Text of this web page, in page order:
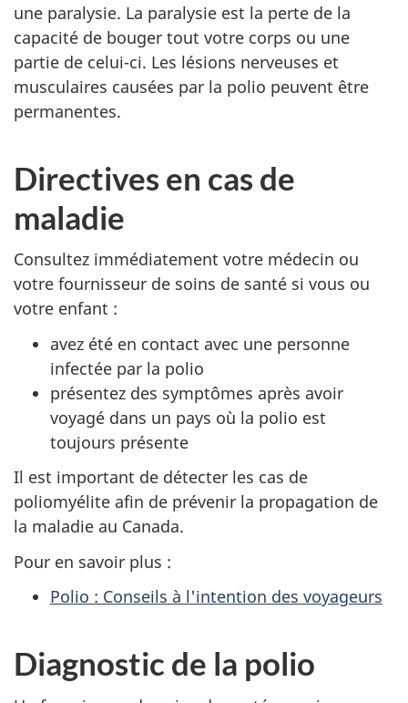
une paralysie. La paralysie est la perte de la
capacité de bouger tout votre corps ou une
partie de celui-ci. Les lésions nerveuses et
musculaires causées par la polio peuvent être
permanentes.
Directives en cas de
maladie
Consultez immédiatement votre médecin ou
votre fournisseur de soins de santé si vous ou
votre enfant :
avez été en contact avec une personne
infectée par la polio
présentez des symptômes après avoir
voyagé dans un pays où la polio est
toujours présente
Il est important de détecter les cas de
poliomyélite afin de prévenir la propagation de
la maladie au Canada.
Pour en savoir plus :
Polio : Conseils à l'intention des voyageurs
Diagnostic de la polio